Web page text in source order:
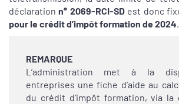
déclarationn° 2069-RCI-SDest donc
pour le crédit d’impôt formation de 2024
REMARQUE
L’administration met à la
entreprises une fiche d’aide au
du crédit d’impôt formation, via la